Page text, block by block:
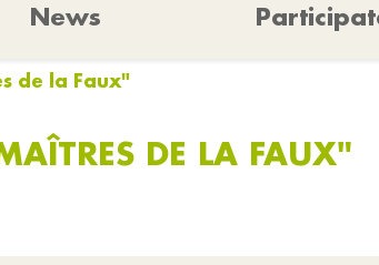
News
de la Faux"
DE LA FAUX"